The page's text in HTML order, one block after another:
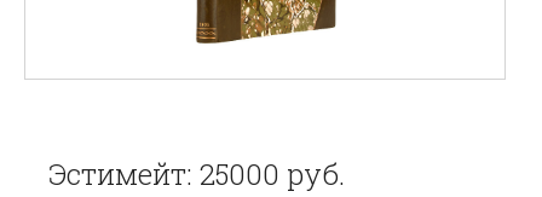
Эстимейт: 25000 руб.